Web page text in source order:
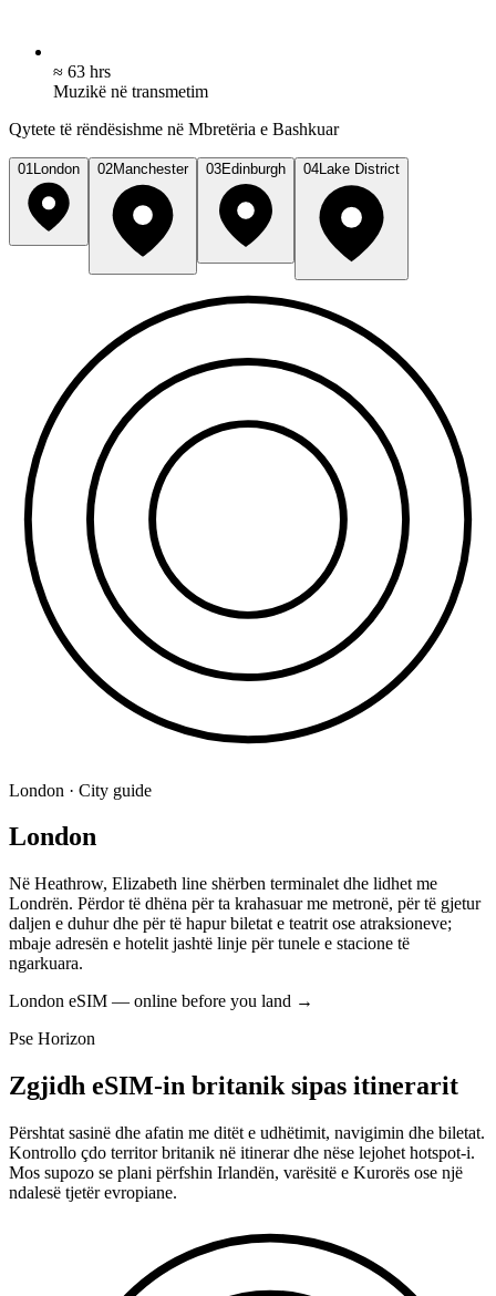
≈ 63 hrs
Muzikë në transmetim
Qytete të rëndësishme në Mbretëria e Bashkuar
01 London 02Manchester 03Edinburgh 04Lake District
London · City guide
London
Në Heathrow, Elizabeth line shërben terminalet dhe lidhet me
Londrën. Përdor të dhëna për ta krahasuar me metronë, për të gjetur
daljen e duhur dhe për të hapur biletat e teatrit ose atraksioneve;
mbaje adresën e hotelit jashtë linje për tunele e stacione të
ngarkuara.
London eSIM — online before you land →
Pse Horizon
Zgjidh eSIM-in britanik sipas itinerarit
Përshtat sasinë dhe afatin me ditët e udhëtimit, navigimin dhe biletat.
Kontrollo çdo territor britanik në itinerar dhe nëse lejohet hotspot-i.
Mos supozo se plani përfshin Irlandën, varësitë e Kurorës ose një
ndalesë tjetër evropiane.